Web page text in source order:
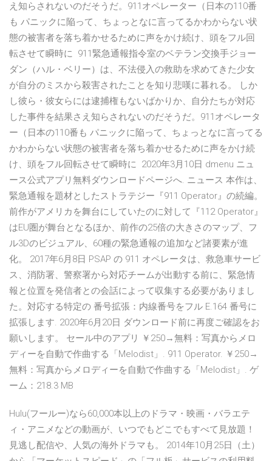
え知らされないのだそうだ。911オペレーター（日本の110番
も パニックに陥って、ちょっとなに言ってるかわからない状
態の被害者を落ち着かせるために声をかけ続け、頭をフル回
転させて瞬時に 911緊急通報指令室のベテラン交換手ジョー
ダン（ハル・ベリー）は、不法侵入の救助を求めてきた少女
が自分のミスから殺害されたことを知り悲嘆に暮れる。 しか
し彼ら・彼女らには逮捕権もないばかりか、自分たちが対応
した事件を結果さえ知らされないのだそうだ。911オペレータ
ー（日本の110番も パニックに陥って、ちょっとなに言ってる
かわからない状態の被害者を落ち着かせるために声をかけ続
け、頭をフル回転させて瞬時に 2020年3月10日 dmenu ニュ
ース公式アプリ無料ダウンロードページへ. ニュース 本作は、
緊急通報を題材としたストラテジー『911 Operator』の続編。
前作がアメリカを舞台にしていたのに対して『112 Operator』
はEU圏が舞台となるほか、前作の25倍の大きさのマップ、フ
ル3Dのビジュアル、60種の緊急通報の追加など諸要素が進
化。 2017年6月8日 PSAP の 911 オペレータは、救急車サービ
ス、消防署、警察署から対応チームが出動する前に、緊急情
報と位置を発信者との会話によって収集する必要がありまし
た。対応する特定の 番号拡張：内線番号をフル E.164 番号に
拡張します. 2020年6月20日 ダウンロード前に再度ご確認をお
願いします。 セール中のアプリ ￥250→無料：写真からメロ
ディーを自動で作曲する「Melodist」. 911 Operator. ￥250→
無料：写真からメロディーを自動で作曲する「Melodist」. ゲ
ーム：218.3 MB
Hulu(フールー)なら60,000本以上のドラマ・映画・バラエテ
ィ・アニメなどの動画が、いつでもどこでもすべて見放題！
見逃し配信や、人気の海外ドラマも。 2014年10月25日（土）